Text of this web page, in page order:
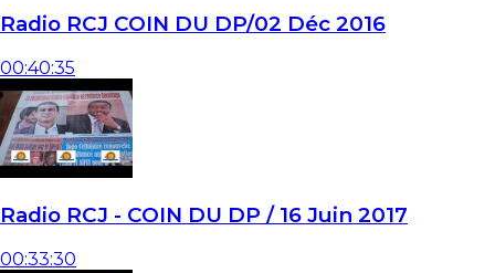
Radio RCJ COIN DU DP/02 Déc 2016
00:40:35
Radio RCJ - COIN DU DP / 16 Juin 2017
00:33:30